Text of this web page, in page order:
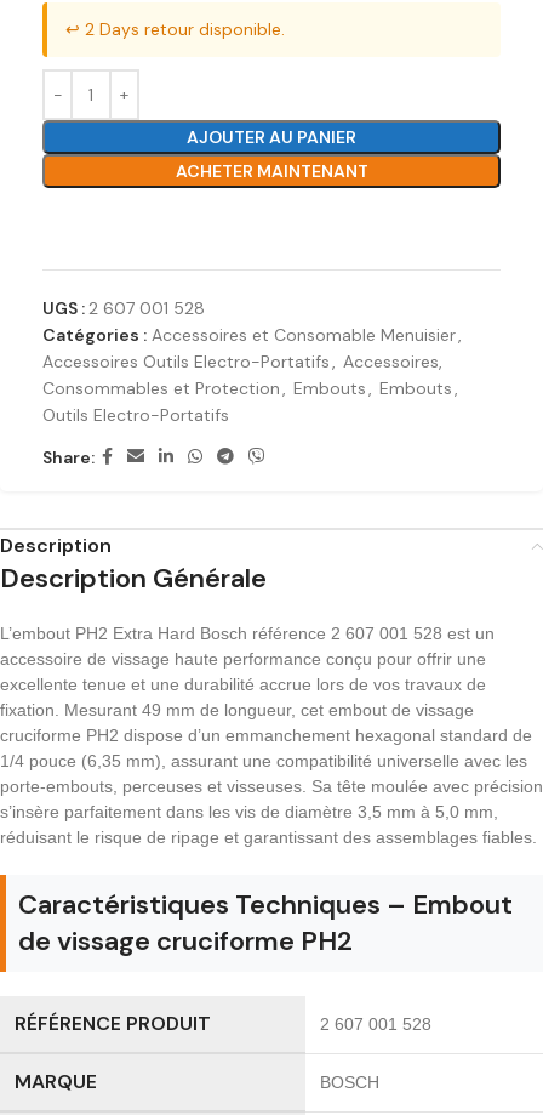
↩️ 2 Days retour disponible.
AJOUTER AU PANIER
ACHETER MAINTENANT
UGS : 2 607 001 528
Catégories : Accessoires et Consomable Menuisier,
Accessoires Outils Electro-Portatifs, Accessoires,
Consommables et Protection, Embouts, Embouts,
Outils Electro-Portatifs
Share:
Description
Description Générale
L’embout PH2 Extra Hard Bosch référence 2 607 001 528 est un
accessoire de vissage haute performance conçu pour offrir une
excellente tenue et une durabilité accrue lors de vos travaux de
fixation. Mesurant 49 mm de longueur, cet embout de vissage
cruciforme PH2 dispose d’un emmanchement hexagonal standard de
1/4 pouce (6,35 mm), assurant une compatibilité universelle avec les
porte-embouts, perceuses et visseuses. Sa tête moulée avec précision
s’insère parfaitement dans les vis de diamètre 3,5 mm à 5,0 mm,
réduisant le risque de ripage et garantissant des assemblages fiables.
Caractéristiques Techniques – Embout
de vissage cruciforme PH2
RÉFÉRENCE PRODUIT 2 607 001 528
MARQUE BOSCH